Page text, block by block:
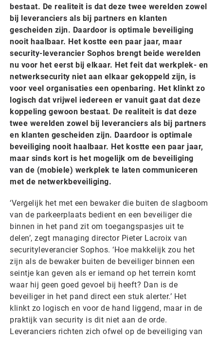
bestaat. De realiteit is dat deze twee werelden zowel
bij leveranciers als bij partners en klanten
gescheiden zijn. Daardoor is optimale beveiliging
nooit haalbaar. Het kostte een paar jaar, maar
security-leverancier Sophos brengt beide werelden
nu voor het eerst bij elkaar. Het feit dat werkplek- en
netwerksecurity niet aan elkaar gekoppeld zijn, is
voor veel organisaties een openbaring. Het klinkt zo
logisch dat vrijwel iedereen er vanuit gaat dat deze
koppeling gewoon bestaat. De realiteit is dat deze
twee werelden zowel bij leveranciers als bij partners
en klanten gescheiden zijn. Daardoor is optimale
beveiliging nooit haalbaar. Het kostte een paar jaar,
maar sinds kort is het mogelijk om de beveiliging
van de (mobiele) werkplek te laten communiceren
met de netwerkbeveiliging.
‘Vergelijk het met een bewaker die buiten de slagboom
van de parkeerplaats bedient en een beveiliger die
binnen in het pand zit om toegangspasjes uit te
delen’, zegt managing director Pieter Lacroix van
securityleverancier Sophos. ‘Hoe makkelijk zou het
zijn als de bewaker buiten de beveiliger binnen een
seintje kan geven als er iemand op het terrein komt
waar hij geen goed gevoel bij heeft? Dan is de
beveiliger in het pand direct een stuk alerter.’ Het
klinkt zo logisch en voor de hand liggend, maar in de
praktijk van security is dit niet aan de orde.
Leveranciers richten zich ofwel op de beveiliging van